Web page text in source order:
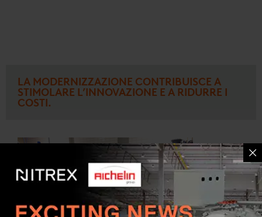
LA MODERNIZZAZIONE CONTRIBUISCE A
STIMOLARE L’INNOVAZIONE E A RIDURRE I
COSTI.